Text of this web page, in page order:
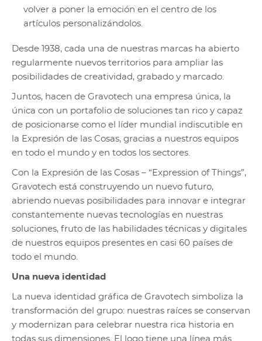
volver a poner la emoción en el centro de los
artículos personalizándolos.
Desde 1938, cada una de nuestras marcas ha abierto
regularmente nuevos territorios para ampliar las
posibilidades de creatividad, grabado y marcado.
Juntos, hacen de Gravotech una empresa única, la
única con un portafolio de soluciones tan rico y capaz
de posicionarse como el líder mundial indiscutible en
la Expresión de las Cosas, gracias a nuestros equipos
en todo el mundo y en todos los sectores.
Con la Expresión de las Cosas – “Expression of Things”,
Gravotech está construyendo un nuevo futuro,
abriendo nuevas posibilidades para innovar e integrar
constantemente nuevas tecnologías en nuestras
soluciones, fruto de las habilidades técnicas y digitales
de nuestros equipos presentes en casi 60 países de
todo el mundo.
Una nueva identidad
La nueva identidad gráfica de Gravotech simboliza la
transformación del grupo: nuestras raíces se conservan
y modernizan para celebrar nuestra rica historia en
todas sus dimensiones. El logo tiene una línea más